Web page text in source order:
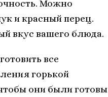
Можно
и красный перец.
вкус вашего блюда.
все
горькой
они были готовы